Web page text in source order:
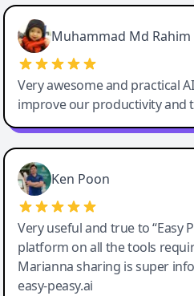
Easy-Peasy AI
Muhammad Md Rahim
Very awesome and practical
improve our productivity and
Ken Poon
Very useful and true to “Easy
platform on all the tools
Marianna sharing is super
easy-peasy.ai